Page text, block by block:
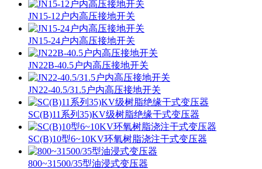
JN15-12户内高压接地开关
JN15-24户内高压接地开关
JN22B-40.5户内高压接地开关
JN22-40.5/31.5户内高压接地开关
SC(B)11系列35)KV级树脂绝缘干式变压器
SC(B)10型6~10KV环氧树脂浇注干式变压器
800~31500/35型油浸式变压器